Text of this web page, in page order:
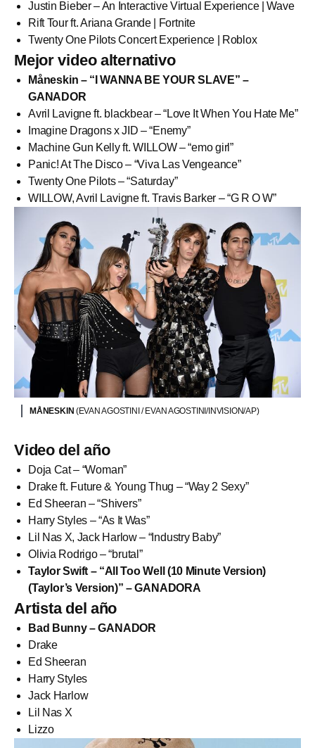
Justin Bieber – An Interactive Virtual Experience | Wave
Rift Tour ft. Ariana Grande | Fortnite
Twenty One Pilots Concert Experience | Roblox
Mejor video alternativo
Måneskin – “I WANNA BE YOUR SLAVE” –
GANADOR
Avril Lavigne ft. blackbear – “Love It When You Hate Me”
Imagine Dragons x JID – “Enemy”
Machine Gun Kelly ft. WILLOW – “emo girl”
Panic! At The Disco – “Viva Las Vengeance”
Twenty One Pilots – “Saturday”
WILLOW, Avril Lavigne ft. Travis Barker – “G R O W”
MÅNESKIN (EVAN AGOSTINI / EVAN AGOSTINI/INVISION/AP)
Video del año
Doja Cat – “Woman”
Drake ft. Future & Young Thug – “Way 2 Sexy”
Ed Sheeran – “Shivers”
Harry Styles – “As It Was”
Lil Nas X, Jack Harlow – “Industry Baby”
Olivia Rodrigo – “brutal”
Taylor Swift – “All Too Well (10 Minute Version)
(Taylor’s Version)” – GANADORA
Artista del año
Bad Bunny – GANADOR
Drake
Ed Sheeran
Harry Styles
Jack Harlow
Lil Nas X
Lizzo